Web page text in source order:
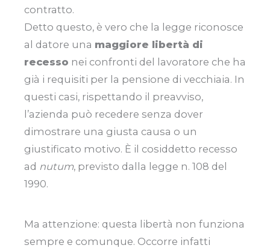
contratto.
Detto questo, è vero che la legge riconosce
al datore una maggiore libertà di
recesso nei confronti del lavoratore che ha
già i requisiti per la pensione di vecchiaia. In
questi casi, rispettando il preavviso,
l’azienda può recedere senza dover
dimostrare una giusta causa o un
giustificato motivo. È il cosiddetto recesso
ad nutum, previsto dalla legge n. 108 del
1990.
Ma attenzione: questa libertà non funziona
sempre e comunque. Occorre infatti